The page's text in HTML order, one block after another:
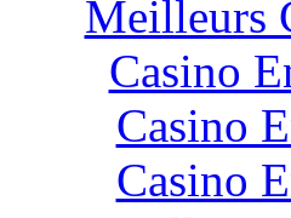
Meilleurs
Casino
Casino
Casino